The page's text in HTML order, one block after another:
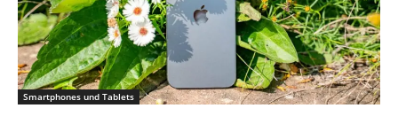
Smartphones und Tablets